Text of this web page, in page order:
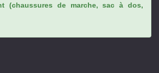
(chaussures de marche, sac à dos,